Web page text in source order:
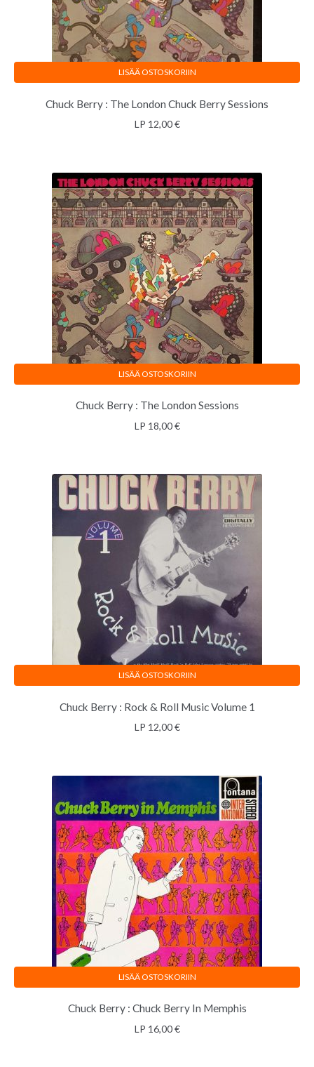
Chuck Berry : The London Chuck Berry Sessions
LP 12,00€
LISÄÄ OSTOSKORIIN
Chuck Berry : The London Sessions
LP 18,00€
LISÄÄ OSTOSKORIIN
Chuck Berry : Rock & Roll Music Volume 1
LP 12,00€
LISÄÄ OSTOSKORIIN
Chuck Berry : Chuck Berry In Memphis
LP 16,00€
LISÄÄ OSTOSKORIIN